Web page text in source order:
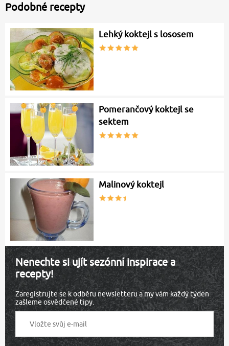
Podobné recepty
Lehký koktejl s lososem
Pomerančový koktejl se
sektem
Malinový koktejl
Nenechte si ujít sezónní inspirace a
recepty!
Zaregistrujte se k odběru newsletteru a my vám každý týden
zašleme osvědčené tipy.